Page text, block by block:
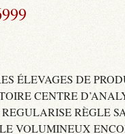
ÉLEVAGES DE
CENTRE
RÈGLE
VOLUMINEUX